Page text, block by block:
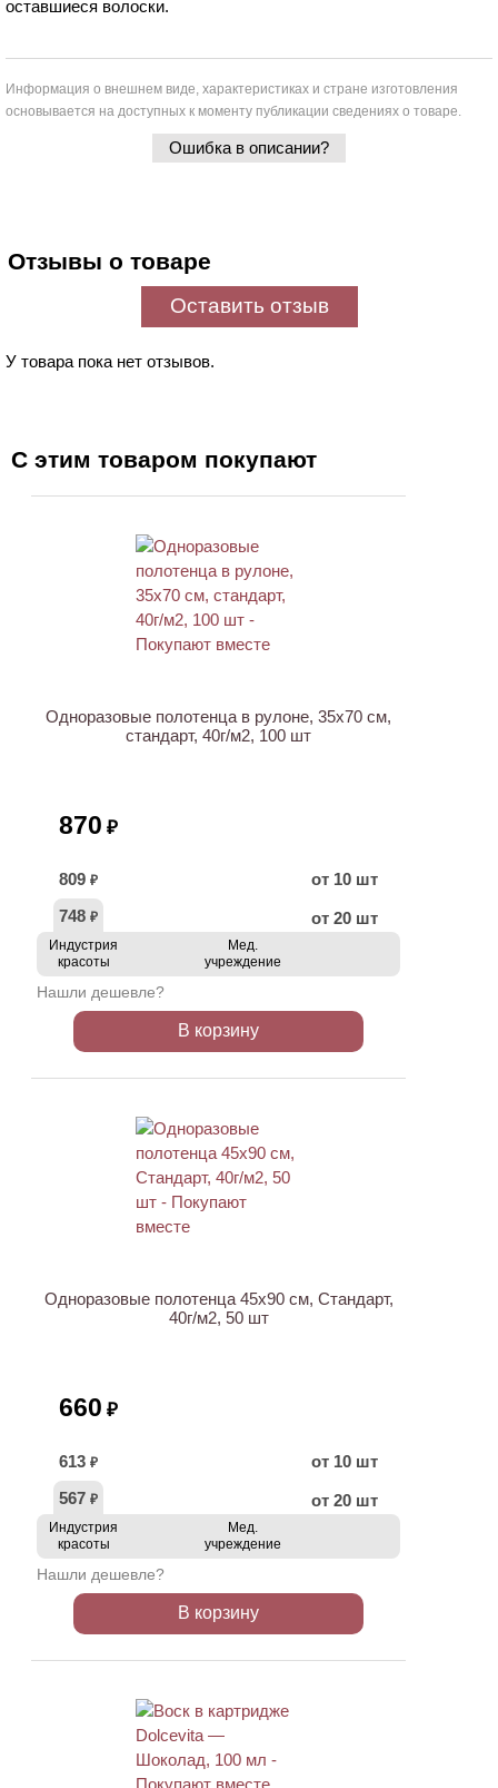
оставшиеся волоски.
Информация о внешнем виде, характеристиках и стране изготовления
основывается на доступных к моменту публикации сведениях о товаре.
Ошибка в описании?
Отзывы о товаре
Оставить отзыв
У товара пока нет отзывов.
С этим товаром покупают
Одноразовые полотенца в рулоне, 35х70 см,
стандарт, 40г/м2, 100 шт
870 ₽
809 ₽
от 10 шт
748 ₽ от 20 шт
Индустрия
красоты
Мед.
учреждение
Нашли дешевле?
В корзину
Одноразовые полотенца 45х90 см, Стандарт,
40г/м2, 50 шт
660 ₽
613 ₽
от 10 шт
567 ₽ от 20 шт
Индустрия
красоты
Мед.
учреждение
Нашли дешевле?
В корзину